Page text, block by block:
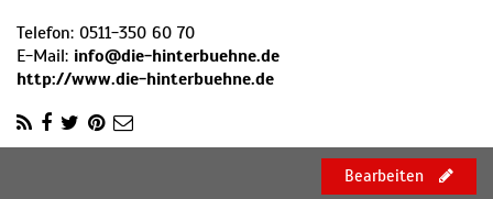
Telefon: 0511-350 60 70
E-Mail: info@die-hinterbuehne.de
http://www.die-hinterbuehne.de
Bearbeiten